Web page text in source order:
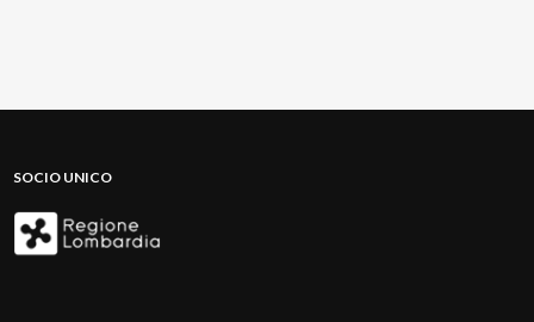
SOCIO UNICO